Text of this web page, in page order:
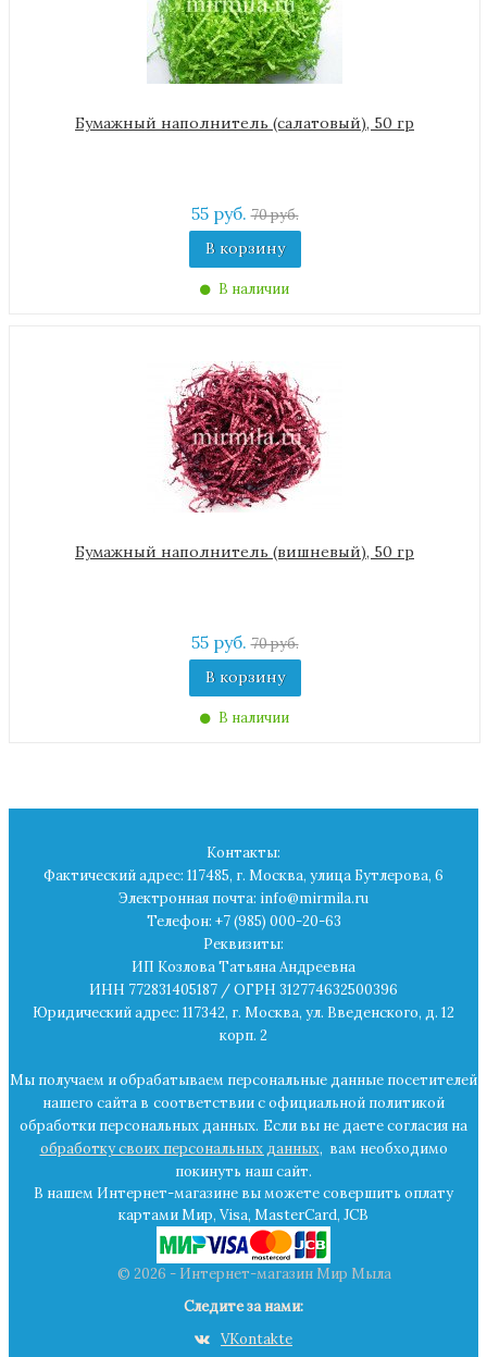
Бумажный наполнитель (салатовый), 50 гр
55 руб.70 руб.
В корзину
В наличии
Бумажный наполнитель (вишневый), 50 гр
55 руб.70 руб.
В корзину
В наличии
Контакты:
Фактический адрес: 117485, г. Москва, улица Бутлерова, 6
Электронная почта: info@mirmila.ru
Телефон: +7 (985) 000-20-63
Реквизиты:
ИП Козлова Татьяна Андреевна
ИНН 772831405187 / ОГРН 312774632500396
Юридический адрес: 117342, г. Москва, ул. Введенского, д. 12
корп. 2
Мы получаем и обрабатываем персональные данные посетителей
нашего сайта в соответствии с официальной политикой
обработки персональных данных. Если вы не даете согласия на
обработку своих персональных данных, вам необходимо
покинуть наш сайт.
В нашем Интернет-магазине вы можете совершить оплату
картами Мир, Visa, MasterCard, JCB
© 2026 - Интернет-магазин Мир Мыла
Следите за нами:
VKontakte